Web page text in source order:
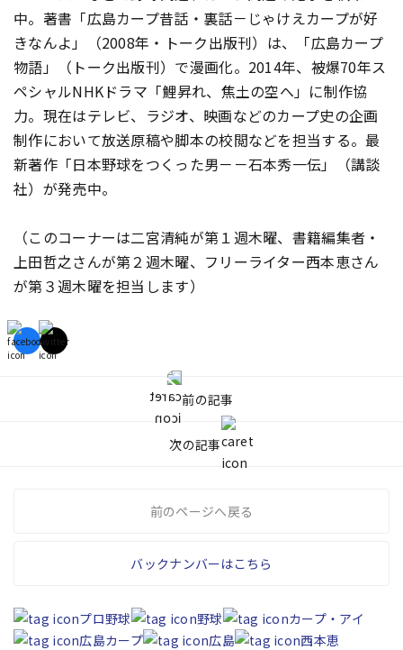
中。著書「広島カープ昔話・裏話－じゃけえカープが好
きなんよ」（2008年・トーク出版刊）は、「広島カープ
物語」（トーク出版刊）で漫画化。2014年、被爆70年ス
ペシャルNHKドラマ「鯉昇れ、焦土の空へ」に制作協
力。現在はテレビ、ラジオ、映画などのカープ史の企画
制作において放送原稿や脚本の校閲などを担当する。最
新著作「日本野球をつくった男－－石本秀一伝」（講談
社）が発売中。
（このコーナーは二宮清純が第１週木曜、書籍編集者・
上田哲之さんが第２週木曜、フリーライター西本恵さん
が第３週木曜を担当します）
前の記事
次の記事
前のページへ戻る
バックナンバーはこちら
プロ野球 野球
カープ・アイ
広島カープ
広島 西本恵